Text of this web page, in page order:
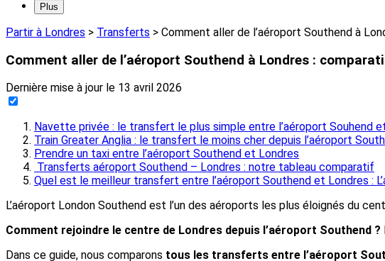
Plus
Partir à Londres > Transferts > Comment aller de l’aéroport Southend à
Comment aller de l’aéroport Southend à Londres :
Dernière mise à jour le 13 avril 2026
Navette privée : le transfert le plus simple entre l’aéroport Souhend
Train Greater Anglia : le transfert le moins cher depuis l’aéroport
Prendre un taxi entre l’aéroport Southend et Londres
Transferts aéroport Southend – Londres : notre tableau comparatif
Quel est le meilleur transfert entre l’aéroport Southend et Londres :
L’aéroport London Southend est l’un des aéroports les plus éloignés du
Comment rejoindre le centre de Londres depuis l’aéroport Southend ?
Dans ce guide, nous comparons tous les transferts entre l’aéroport